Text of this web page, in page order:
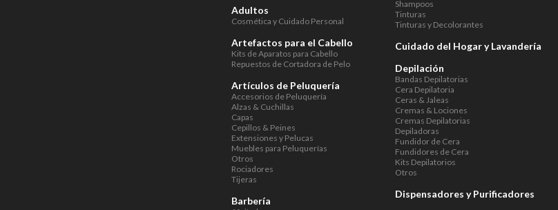
Adultos
Cosmética y Cuidado Personal
Artefactos para el Cabello
Kits de Aparatos para Cabello
Repuestos de Cortadora de Pelo
Artículos de Peluquería
Accesorios de Peluquería
Alzas & Cuchillas
Capas
Cepillos & Peines
Extensiones y Pelucas
Muebles para Peluquerías
Otros
Rociadores
Tijeras
Barbería
Shampoos
Tinturas
Tinturas y Decolorantes
Cuidado del Hogar y Lavandería
Depilación
Bandas Depilatorias
Cera Depilatoria
Ceras & Jaleas
Cremas & Lociones
Cremas Depilatorias
Depiladoras
Fundidor de Cera
Fundidores de Cera
Kits Depilatorios
Otros
Dispensadores y Purificadores